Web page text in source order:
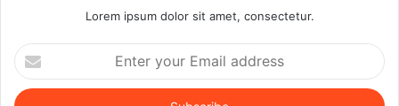
Lorem ipsum dolor sit amet, consectetur.
Enter
your
Email